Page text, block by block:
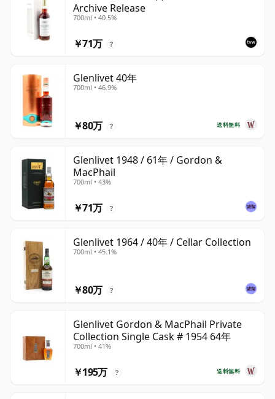
Archive Release
700ml • 40.5%
￥71万 ?
Glenlivet 40年
700ml • 46.9%
送料無料
￥80万 ?
Glenlivet 1948 / 61年 / Gordon &
MacPhail
700ml • 43%
￥71万 ?
Glenlivet 1964 / 40年 / Cellar Collection
700ml • 45.1%
￥80万 ?
Glenlivet Gordon & MacPhail Private
Collection Single Cask # 1954 64年
700ml • 41%
送料無料
￥195万 ?